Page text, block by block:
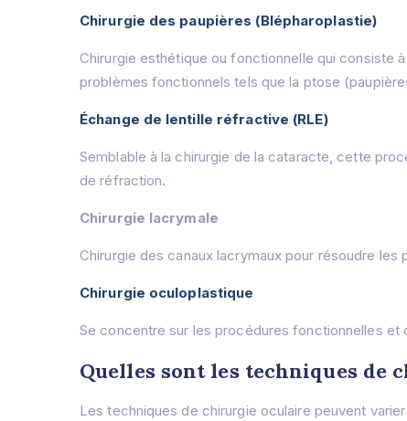
Chirurgie des paupières (Blépharoplastie)
Chirurgie esthétique ou fonctionnelle qui consiste
problèmes fonctionnels tels que la ptose
Échange de lentille réfractive (RLE)
Semblable à la chirurgie de la cataracte, cette
de réfraction.
Chirurgie lacrymale
Chirurgie des canaux lacrymaux pour résoudre
Chirurgie oculoplastique
Se concentre sur les procédures fonctionnelles et
Quelles sont les techniques de
Les techniques de chirurgie oculaire peuvent